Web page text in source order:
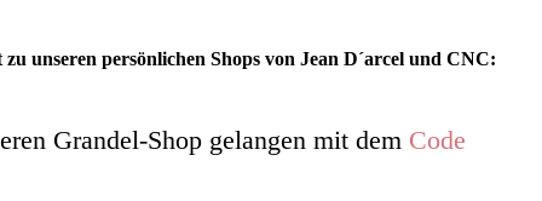
unseren persönlichen Shops von Jean D´arcel und CNC:
Grandel-Shop gelangen mit dem Code